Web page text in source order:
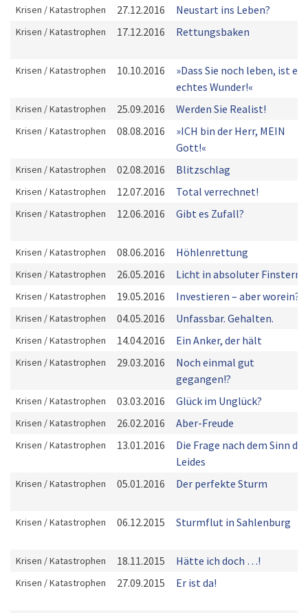
Krisen / Katastrophen 27.12.2016 Neustart ins Leben?
Krisen / Katastrophen 17.12.2016 Rettungsbaken
Krisen / Katastrophen 10.10.2016
»Dass Sie noch leben, ist ein
echtes Wunder!«
Krisen / Katastrophen 25.09.2016 Werden Sie Realist!
Krisen / Katastrophen 08.08.2016
»ICH bin der Herr, MEIN
Gott!«
Krisen / Katastrophen 02.08.2016 Blitzschlag
Krisen / Katastrophen 12.07.2016 Total verrechnet!
Krisen / Katastrophen 12.06.2016 Gibt es Zufall?
Krisen / Katastrophen 08.06.2016 Höhlenrettung
Krisen / Katastrophen 26.05.2016 Licht in absoluter Finsternis
Krisen / Katastrophen 19.05.2016 Investieren – aber worein?
Krisen / Katastrophen 04.05.2016 Unfassbar. Gehalten.
Krisen / Katastrophen 14.04.2016 Ein Anker, der hält
Krisen / Katastrophen 29.03.2016
Noch einmal gut
gegangen!?
Krisen / Katastrophen 03.03.2016 Glück im Unglück?
Krisen / Katastrophen 26.02.2016 Aber-Freude
Krisen / Katastrophen 13.01.2016
Die Frage nach dem Sinn des
Leides
Krisen / Katastrophen 05.01.2016 Der perfekte Sturm
Krisen / Katastrophen 06.12.2015 Sturmflut in Sahlenburg
Krisen / Katastrophen 18.11.2015 Hätte ich doch …!
Krisen / Katastrophen 27.09.2015 Er ist da!